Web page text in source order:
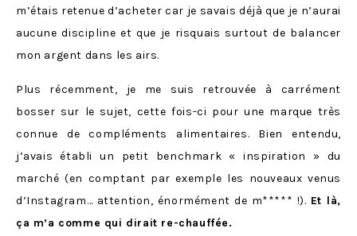
m’étais retenue d’acheter car je savais déjà que je n’aurai
aucune discipline et que je risquais surtout de balancer
mon argent dans les airs.
Plus récemment, je me suis retrouvée à carrément
bosser sur le sujet, cette fois-ci pour une marque très
connue de compléments alimentaires. Bien entendu,
j’avais établi un petit benchmark « inspiration » du
marché (en comptant par exemple les nouveaux venus
d’Instagram… attention, énormément de m***** !). Et là,
ça m’a comme qui dirait re-chauffée.